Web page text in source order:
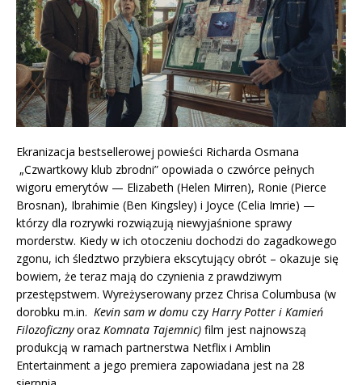
Ekranizacja bestsellerowej powieści Richarda Osmana
„Czwartkowy klub zbrodni” opowiada o czwórce pełnych
wigoru emerytów — Elizabeth (Helen Mirren), Ronie (Pierce
Brosnan), Ibrahimie (Ben Kingsley) i Joyce (Celia Imrie) —
którzy dla rozrywki rozwiązują niewyjaśnione sprawy
morderstw. Kiedy w ich otoczeniu dochodzi do zagadkowego
zgonu, ich śledztwo przybiera ekscytujący obrót – okazuje się
bowiem, że teraz mają do czynienia z prawdziwym
przestępstwem. Wyreżyserowany przez Chrisa Columbusa (w
dorobku m.in. Kevin sam w domu czy Harry Potter i Kamień
Filozoficznyoraz Komnata Tajemnic) film jest najnowszą
produkcją w ramach partnerstwa Netflix i Amblin
Entertainment a jego premiera zapowiadana jest na 28